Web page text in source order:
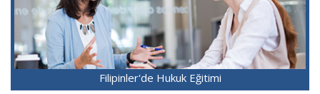
Filipinler'de Hukuk Eğitimi